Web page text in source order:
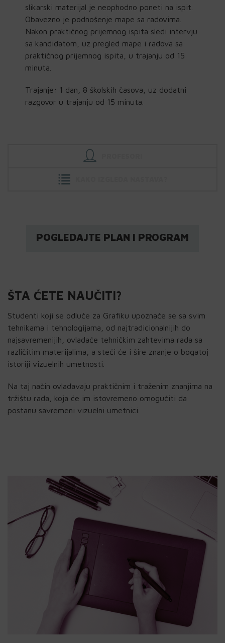
slikarski materijal je neophodno poneti na ispit.
Obavezno je podnošenje mape sa radovima.
Nakon praktičnog prijemnog ispita sledi intervju
sa kandidatom, uz pregled mape i radova sa
praktičnog prijemnog ispita, u trajanju od 15
minuta.
Trajanje: 1 dan, 8 školskih časova, uz dodatni
razgovor u trajanju od 15 minuta.
POGLEDAJTE PLAN I PROGRAM
ŠTA ĆETE NAUČITI?
Studenti koji se odluče za Grafiku upoznaće se sa svim
tehnikama i tehnologijama, od najtradicionalnijih do
najsavremenijih, ovladaće tehničkim zahtevima rada sa
različitim materijalima, a steći će i šire znanje o bogatoj
istoriji vizuelnih umetnosti.
Na taj način ovladavaju praktičnim i traženim znanjima na
tržištu rada, koja će im istovremeno omogućiti da
postanu savremeni vizuelni umetnici.